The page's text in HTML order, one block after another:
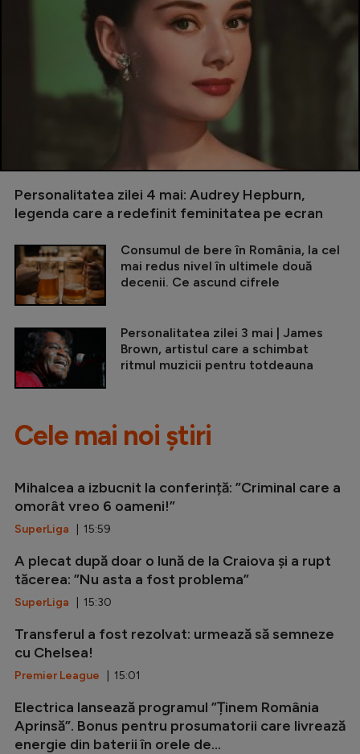
Personalitatea zilei 4 mai: Audrey Hepburn,
legenda care a redefinit feminitatea pe ecran
Consumul de bere în România, la cel
mai redus nivel în ultimele două
decenii. Ce ascund cifrele
Personalitatea zilei 3 mai | James
Brown, artistul care a schimbat
ritmul muzicii pentru totdeauna
Cele mai noi știri
Mihalcea a izbucnit la conferință: ”Criminal care a
omorât vreo 6 oameni!”
SuperLiga | 15:59
A plecat după doar o lună de la Craiova și a rupt
tăcerea: ”Nu asta a fost problema”
SuperLiga | 15:30
Transferul a fost rezolvat: urmează să semneze
cu Chelsea!
Premier League | 15:01
Electrica lansează programul ”Ținem România
Aprinsă”. Bonus pentru prosumatorii care livrează
energie din baterii în orele de...